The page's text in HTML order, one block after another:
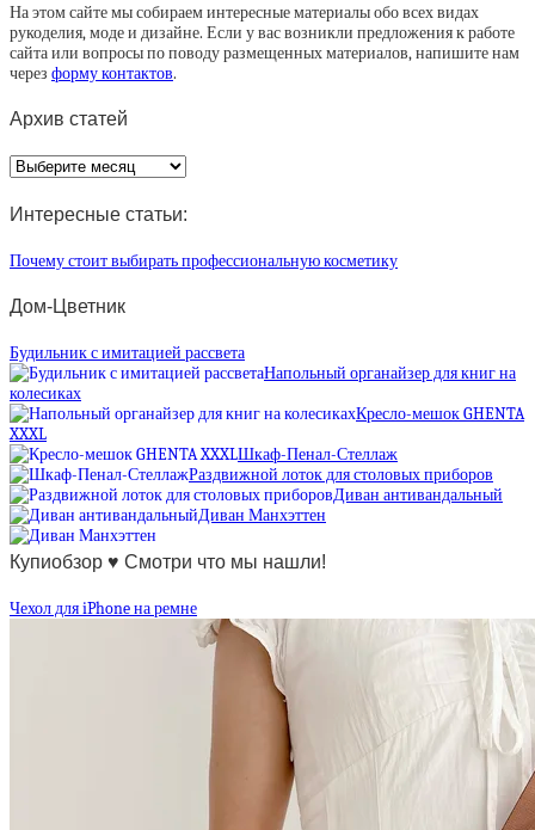
На этом сайте мы собираем интересные материалы обо всех видах
рукоделия, моде и дизайне. Если у вас возникли предложения к работе
сайта или вопросы по поводу размещенных материалов, напишите нам
через форму контактов.
Архив статей
Архив
статей
Интересные статьи:
Почему стоит выбирать профессиональную косметику
Дом-Цветник
Будильник с имитацией рассвета
Напольный органайзер для книг на
колесиках
Кресло-мешок GHENTA
XXXL
Шкаф-Пенал-Стеллаж
Раздвижной лоток для столовых приборов
Диван антивандальный
Диван Манхэттен
Купиобзор ♥ Смотри что мы нашли!
Чехол для iPhone на ремне